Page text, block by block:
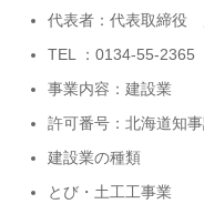
代表者：代表取締役
TEL ：0134-55-2365
事業内容：建設業
許可番号：北海道知
建設業の種類
とび・土工工事業